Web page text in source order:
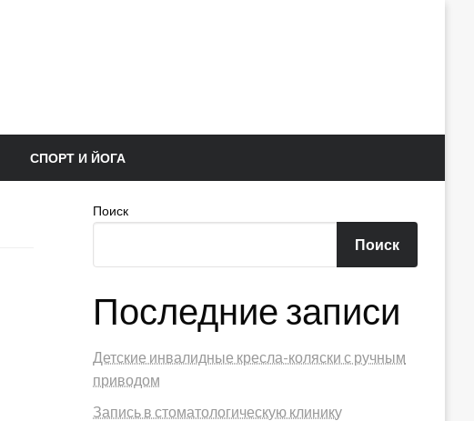
СПОРТ И ЙОГА
Поиск
Поиск
Последние записи
Детские инвалидные кресла-коляски с ручным
приводом
Запись в стоматологическую клинику